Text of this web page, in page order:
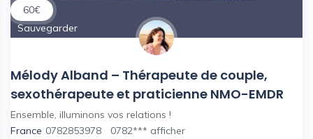
60€
Sauvegarder
Mélody Alband – Thérapeute de couple,
sexothérapeute et praticienne NMO-EMDR
Ensemble, illuminons vos relations !
France 0782853978 0782*** afficher